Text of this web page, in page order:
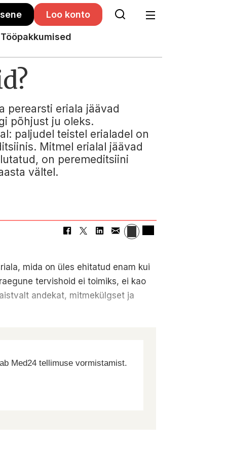
Loo konto
Tööpakkumised
perearsti eriala jäävad
põhjust ju oleks.
paljudel teistel erialadel on
Mitmel erialal jäävad
on peremeditsiini
vältel.
mida on üles ehitatud enam kui
tervishoid ei toimiks, ei kao
andekat, mitmekülgset ja
Med24 tellimuse vormistamist.